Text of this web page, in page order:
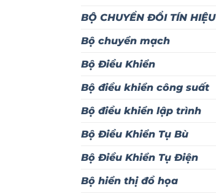
BỘ CHUYỂN ĐỔI TÍN HIỆU
Bộ chuyển mạch
Bộ Điều Khiển
Bộ điều khiển công suất
Bộ điều khiển lập trình
Bộ Điều Khiển Tụ Bù
Bộ Điều Khiển Tụ Điện
Bộ hiển thị đồ họa